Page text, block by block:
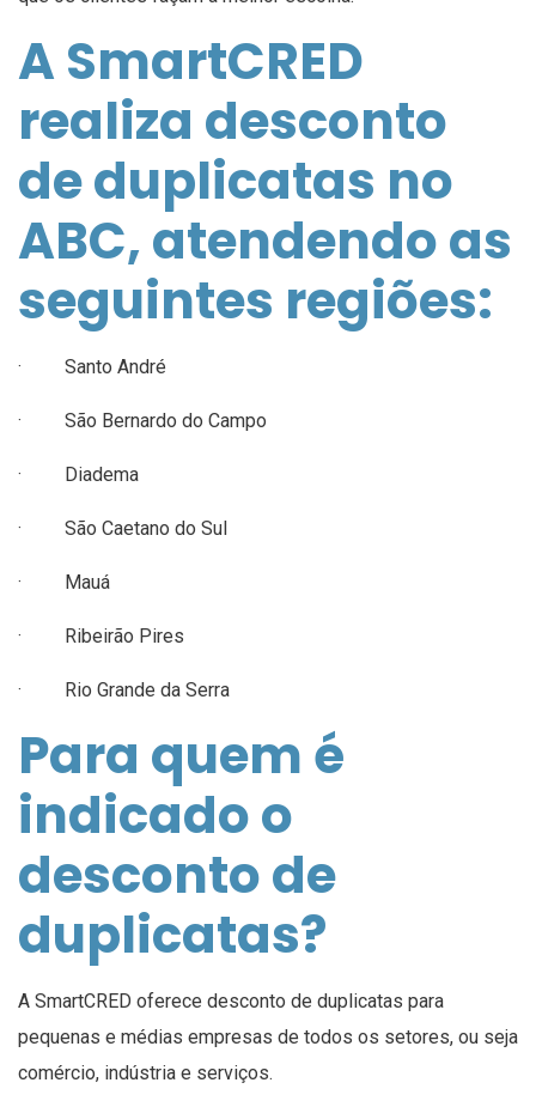
A SmartCRED
realiza desconto
de duplicatas no
ABC, atendendo as
seguintes regiões:
· Santo André
· São Bernardo do Campo
· Diadema
· São Caetano do Sul
· Mauá
· Ribeirão Pires
· Rio Grande da Serra
Para quem é
indicado o
desconto de
duplicatas?
A SmartCRED oferece desconto de duplicatas para
pequenas e médias empresas de todos os setores, ou seja
comércio, indústria e serviços.